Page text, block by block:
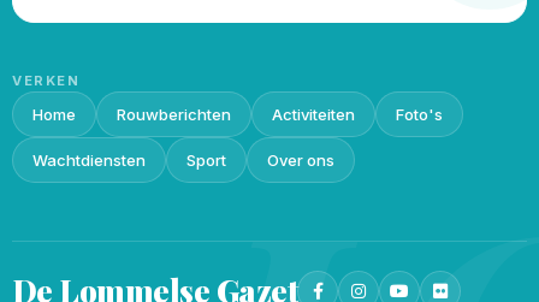
VERKEN
Home Rouwberichten Activiteiten Foto's
Wachtdiensten Sport Over ons
De Lommelse Gazet